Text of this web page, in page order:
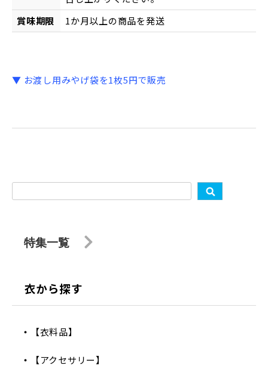
賞味期限
1か月以上の商品を発送
▼ お渡し用みやげ袋を1枚5円で販売
特集一覧
衣から探す
【衣料品】
【アクセサリー】